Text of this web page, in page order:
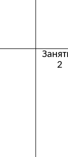
2